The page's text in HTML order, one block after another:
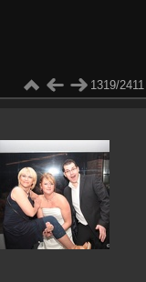
1319/2411